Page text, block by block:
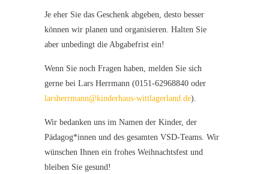
Je eher Sie das Geschenk abgeben, desto besser
können wir planen und organisieren. Halten Sie
aber unbedingt die Abgabefrist ein!
Wenn Sie noch Fragen haben, melden Sie sich
gerne bei Lars Herrmann (0151-62968840 oder
larsherrmann@kinderhaus-wittlagerland.de).
Wir bedanken uns im Namen der Kinder, der
Pädagog*innen und des gesamten VSD-Teams. Wir
wünschen Ihnen ein frohes Weihnachtsfest und
bleiben Sie gesund!